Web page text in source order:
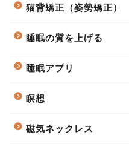
猫背矯正（姿勢矯正）
睡眠の質を上げる
睡眠アプリ
瞑想
磁気ネックレス